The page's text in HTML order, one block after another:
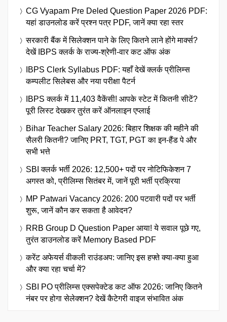
CG Vyapam Pre Deled Question Paper 2026 PDF:
यहां डाउनलोड करें प्रश्न पत्र PDF, जानें क्या रहा स्तर
सरकारी बैंक में सिलेक्शन पाने के लिए कितने लाने होंगे मार्क्स?
देखें IBPS क्लर्क के राज्य-श्रेणी-वार कट ऑफ अंक
IBPS Clerk Syllabus PDF: यहाँ देखें क्लर्क प्रीलिम्स
कम्पलीट सिलेबस और नया परीक्षा पैटर्न
IBPS क्लर्क में 11,403 वैकेंसी! आपके स्टेट में कितनी सीटें?
पूरी लिस्ट देखकर तुरंत करें ऑनलाइन एप्लाई
Bihar Teacher Salary 2026: बिहार शिक्षक की महीने की
सैलरी कितनी? जानिए PRT, TGT, PGT का इन-हैंड पे और
सभी भत्ते
SBI क्लर्क भर्ती 2026: 12,500+ पदों पर नोटिफिकेशन 7
अगस्त को, प्रीलिम्स सितंबर में, जानें पूरी भर्ती प्रक्रिया
MP Patwari Vacancy 2026: 200 पटवारी पदों पर भर्ती
शुरू, जानें कौन कर सकता है आवेदन?
RRB Group D Question Paper आया! ये सवाल पूछे गए,
तुरंत डाउनलोड करें Memory Based PDF
करेंट अफेयर्स वीकली राउंडअप: जानिए इस हफ्ते क्या-क्या हुआ
और क्या रहा चर्चा में?
SBI PO प्रीलिम्स एक्सपेक्टेड कट ऑफ 2026: जानिए कितने
नंबर पर होगा सेलेक्शन? देखें कैटेगरी वाइज संभावित अंक